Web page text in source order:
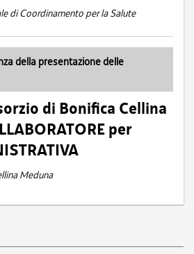
di Coordinamento per la Salute
della presentazione delle
di Bonifica Cellina
per
Meduna